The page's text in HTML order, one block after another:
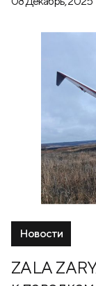
Новости
ZALA